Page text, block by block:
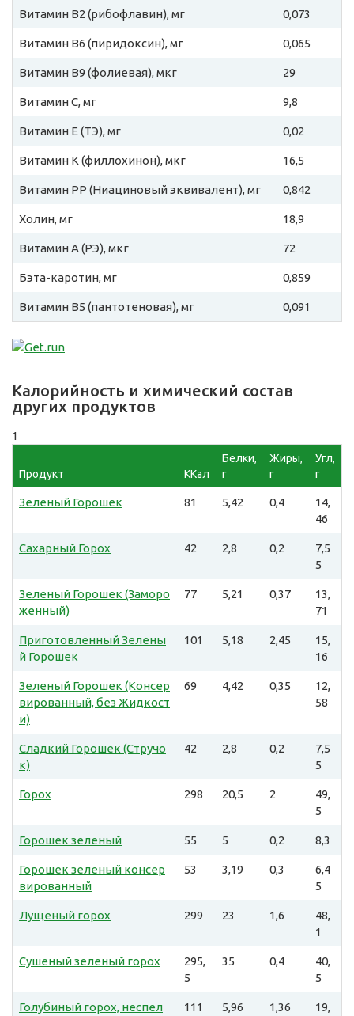
Витамин B2 (рибофлавин), мг 0,073
Витамин B6 (пиридоксин), мг 0,065
Витамин B9 (фолиевая), мкг 29
Витамин C, мг 9,8
Витамин E (ТЭ), мг 0,02
Витамин К (филлохинон), мкг 16,5
Витамин PP (Ниациновый эквивалент), мг 0,842
Холин, мг 18,9
Витамин A (РЭ), мкг 72
Бэта-каротин, мг 0,859
Витамин B5 (пантотеновая), мг 0,091
Калорийность и химический состав
других продуктов
1
Продукт ККал
Белки,
г
Жиры,
г
Угл,
г
Зеленый Горошек 81 5,42 0,4
14,
46
Сахарный Горох 42 2,8 0,2
7,5
5
Зеленый Горошек (Заморо
женный)
77 5,21 0,37
13,
71
Приготовленный Зелены
й Горошек
101 5,18 2,45
15,
16
Зеленый Горошек (Консер
вированный, без Жидкост
и)
69 4,42 0,35
12,
58
Сладкий Горошек (Стручо
к)
42 2,8 0,2
7,5
5
Горох 298 20,5 2
49,
5
Горошек зеленый 55 5 0,2 8,3
Горошек зеленый консер
вированный
53 3,19 0,3
6,4
5
Лущеный горох 299 23 1,6
48,
1
Сушеный зеленый горох
295,
5
35 0,4
40,
5
Голубиный горох, неспел
111 5,96 1,36
19,